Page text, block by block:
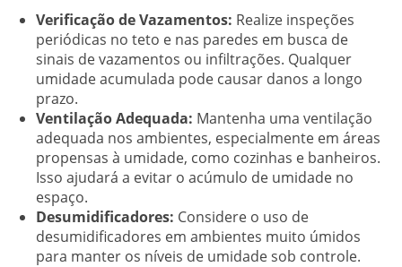
Verificação de Vazamentos: Realize inspeções
periódicas no teto e nas paredes em busca de
sinais de vazamentos ou infiltrações. Qualquer
umidade acumulada pode causar danos a longo
prazo.
Ventilação Adequada: Mantenha uma ventilação
adequada nos ambientes, especialmente em áreas
propensas à umidade, como cozinhas e banheiros.
Isso ajudará a evitar o acúmulo de umidade no
espaço.
Desumidificadores: Considere o uso de
desumidificadores em ambientes muito úmidos
para manter os níveis de umidade sob controle.